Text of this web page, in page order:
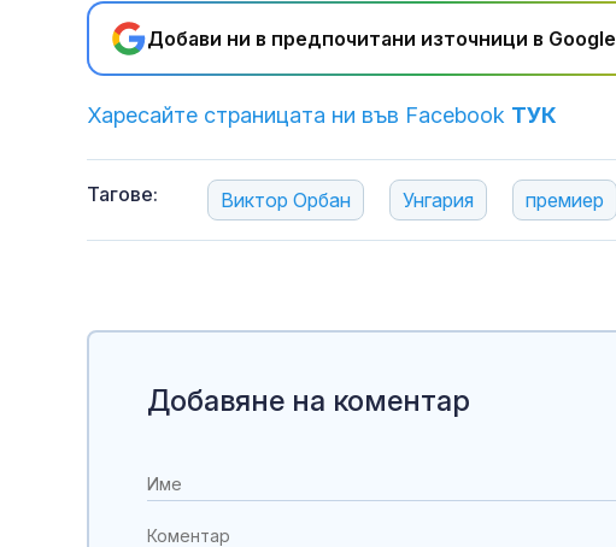
Добави ни в предпочитани източници в Google
Харесайте страницата ни във Facebook ТУК
Тагове: Виктор Орбан Унгария премиер
Добавяне на коментар